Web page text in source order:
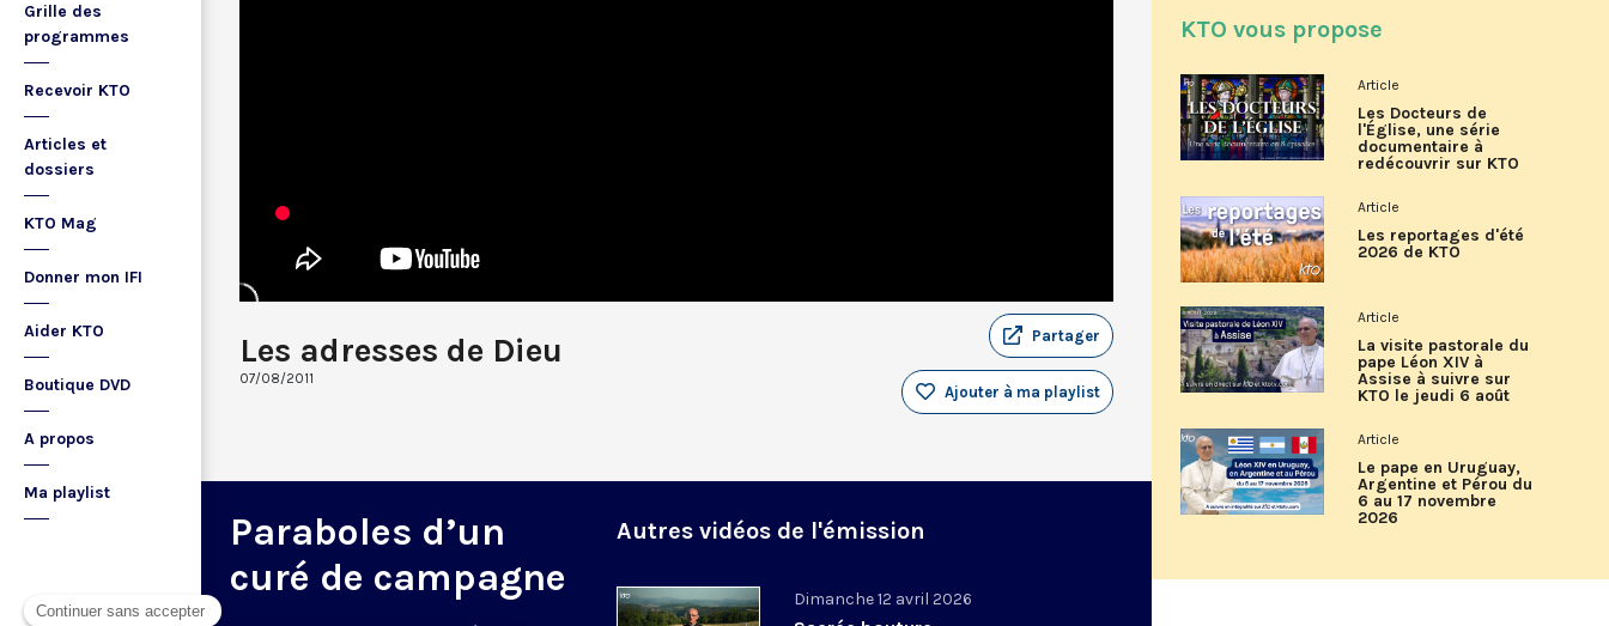
Grille des
programmes
Recevoir KTO
Articles et
dossiers
KTO Mag
Donner mon IFI
Aider KTO
Boutique DVD
A propos
Ma playlist
Les adresses de Dieu
07/08/2011
Partager
Ajouter à ma playlist
Paraboles d’un
curé de campagne
Autres vidéos de l'émission
Dimanche 12 avril 2026
KTO vous propose
Article
Les Docteurs de
l'Église, une série
documentaire à
redécouvrir sur KTO
Article
Les reportages d'été
2026 de KTO
Article
La visite pastorale du
pape Léon XIV à
Assise à suivre sur
KTO le jeudi 6 août
Article
Le pape en Uruguay,
Argentine et Pérou du
6 au 17 novembre
2026